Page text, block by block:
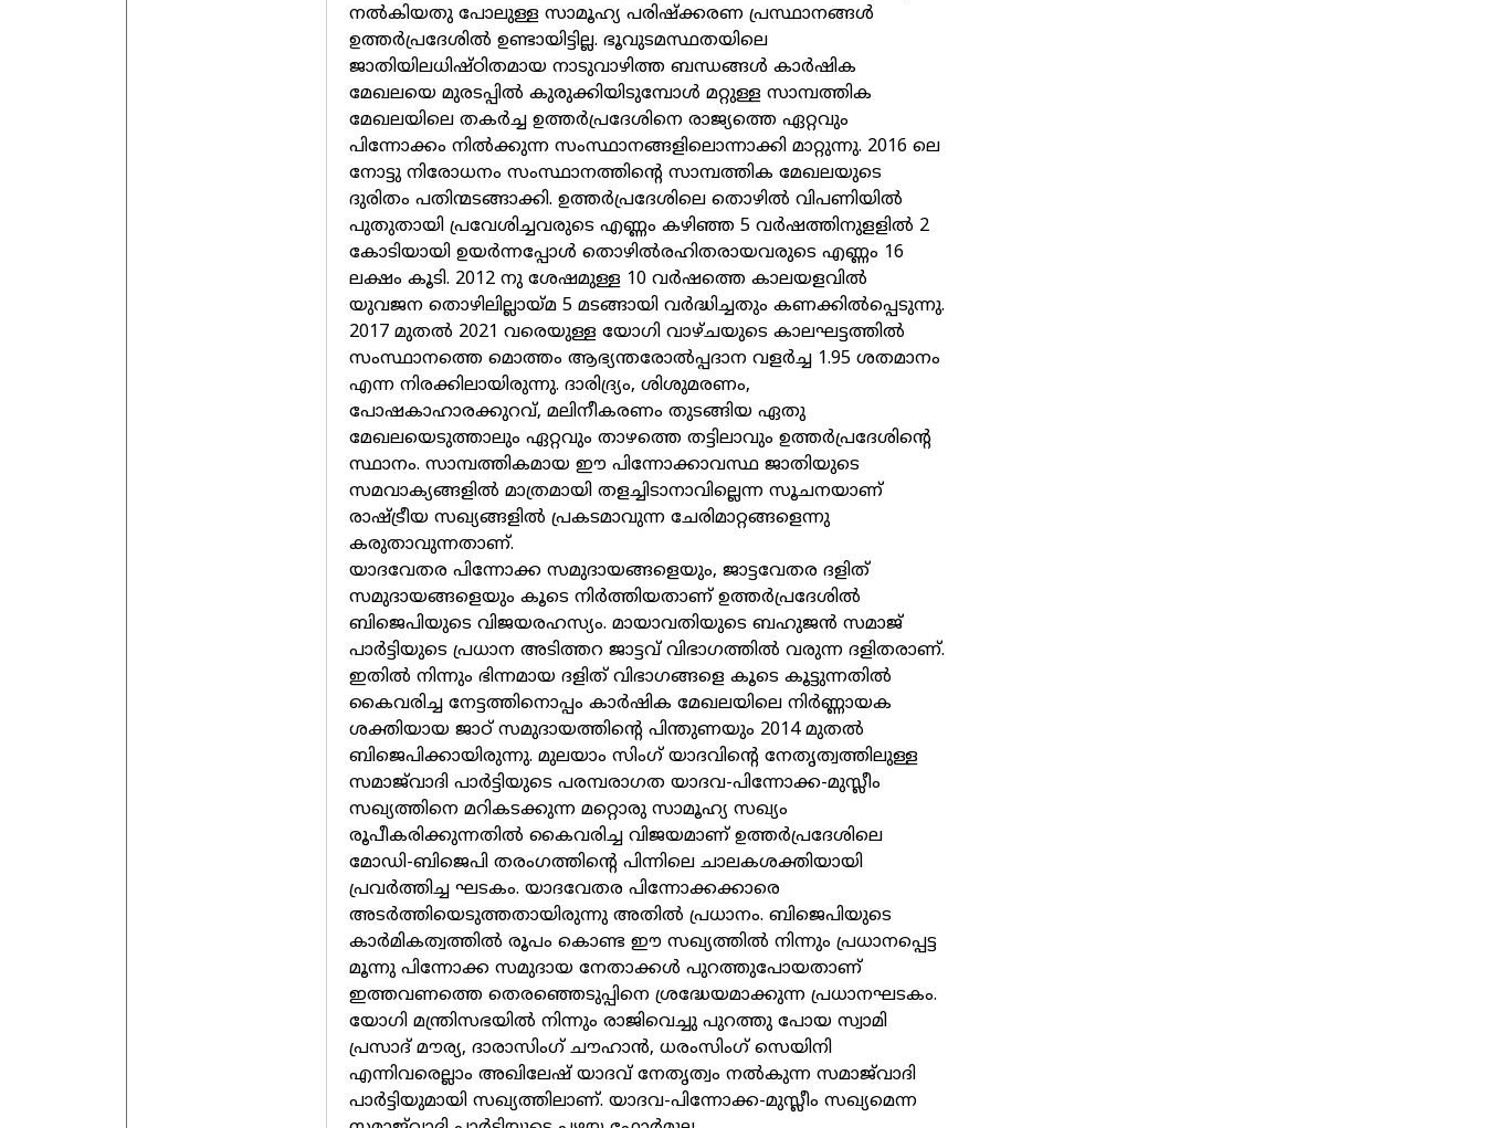
നല്‍കിയതു പോലുള്ള സാമൂഹ്യ പരിഷ്‌ക്കരണ പ്രസ്ഥാനങ്ങള്‍
ഉത്തര്‍പ്രദേശില്‍ ഉണ്ടായിട്ടില്ല. ഭൂവുടമസ്ഥതയിലെ
ജാതിയിലധിഷ്ഠിതമായ നാടുവാഴിത്ത ബന്ധങ്ങള്‍ കാര്‍ഷിക
മേഖലയെ മുരടപ്പില്‍ കുരുക്കിയിടുമ്പോള്‍ മറ്റുള്ള സാമ്പത്തിക
മേഖലയിലെ തകര്‍ച്ച ഉത്തര്‍പ്രദേശിനെ രാജ്യത്തെ ഏറ്റവും
പിന്നോക്കം നില്‍ക്കുന്ന സംസ്ഥാനങ്ങളിലൊന്നാക്കി മാറ്റുന്നു. 2016 ലെ
നോട്ടു നിരോധനം സംസ്ഥാനത്തിന്റെ സാമ്പത്തിക മേഖലയുടെ
ദുരിതം പതിന്മടങ്ങാക്കി. ഉത്തര്‍പ്രദേശിലെ തൊഴില്‍ വിപണിയില്‍
പുതുതായി പ്രവേശിച്ചവരുടെ എണ്ണം കഴിഞ്ഞ 5 വര്‍ഷത്തിനുളളില്‍ 2
കോടിയായി ഉയര്‍ന്നപ്പോള്‍ തൊഴില്‍രഹിതരായവരുടെ എണ്ണം 16
ലക്ഷം കൂടി. 2012 നു ശേഷമുള്ള 10 വര്‍ഷത്തെ കാലയളവില്‍
യുവജന തൊഴിലില്ലായ്മ 5 മടങ്ങായി വര്‍ദ്ധിച്ചതും കണക്കില്‍പ്പെടുന്നു.
2017 മുതല്‍ 2021 വരെയുള്ള യോഗി വാഴ്ചയുടെ കാലഘട്ടത്തില്‍
സംസ്ഥാനത്തെ മൊത്തം ആഭ്യന്തരോല്‍പ്പദാന വളര്‍ച്ച 1.95 ശതമാനം
എന്ന നിരക്കിലായിരുന്നു. ദാരിദ്ര്യം, ശിശുമരണം,
പോഷകാഹാരക്കുറവ്, മലിനീകരണം തുടങ്ങിയ ഏതു
മേഖലയെടുത്താലും ഏറ്റവും താഴത്തെ തട്ടിലാവും ഉത്തര്‍പ്രദേശിന്റെ
സ്ഥാനം. സാമ്പത്തികമായ ഈ പിന്നോക്കാവസ്ഥ ജാതിയുടെ
സമവാക്യങ്ങളില്‍ മാത്രമായി തളച്ചിടാനാവില്ലെന്ന സൂചനയാണ്
രാഷ്ട്രീയ സഖ്യങ്ങളില്‍ പ്രകടമാവുന്ന ചേരിമാറ്റങ്ങളെന്നു
കരുതാവുന്നതാണ്.
യാദവേതര പിന്നോക്ക സമുദായങ്ങളെയും, ജാട്ടവേതര ദളിത്
സമുദായങ്ങളെയും കൂടെ നിര്‍ത്തിയതാണ് ഉത്തര്‍പ്രദേശില്‍
ബിജെപിയുടെ വിജയരഹസ്യം. മായാവതിയുടെ ബഹുജന്‍ സമാജ്
പാര്‍ട്ടിയുടെ പ്രധാന അടിത്തറ ജാട്ടവ് വിഭാഗത്തില്‍ വരുന്ന ദളിതരാണ്.
ഇതില്‍ നിന്നും ഭിന്നമായ ദളിത് വിഭാഗങ്ങളെ കൂടെ കൂട്ടുന്നതില്‍
കൈവരിച്ച നേട്ടത്തിനൊപ്പം കാര്‍ഷിക മേഖലയിലെ നിര്‍ണ്ണായക
ശക്തിയായ ജാഠ് സമുദായത്തിന്റെ പിന്തുണയും 2014 മുതല്‍
ബിജെപിക്കായിരുന്നു. മുലയാം സിംഗ് യാദവിന്റെ നേതൃത്വത്തിലുള്ള
സമാജ്‌വാദി പാര്‍ട്ടിയുടെ പരമ്പരാഗത യാദവ-പിന്നോക്ക-മുസ്ലീം
സഖ്യത്തിനെ മറികടക്കുന്ന മറ്റൊരു സാമൂഹ്യ സഖ്യം
രൂപീകരിക്കുന്നതില്‍ കൈവരിച്ച വിജയമാണ് ഉത്തര്‍പ്രദേശിലെ
മോഡി-ബിജെപി തരംഗത്തിന്റെ പിന്നിലെ ചാലകശക്തിയായി
പ്രവര്‍ത്തിച്ച ഘടകം. യാദവേതര പിന്നോക്കക്കാരെ
അടര്‍ത്തിയെടുത്തതായിരുന്നു അതില്‍ പ്രധാനം. ബിജെപിയുടെ
കാര്‍മികത്വത്തില്‍ രൂപം കൊണ്ട ഈ സഖ്യത്തില്‍ നിന്നും പ്രധാനപ്പെട്ട
മൂന്നു പിന്നോക്ക സമുദായ നേതാക്കള്‍ പുറത്തുപോയതാണ്
ഇത്തവണത്തെ തെരഞ്ഞെടുപ്പിനെ ശ്രദ്ധേയമാക്കുന്ന പ്രധാനഘടകം.
യോഗി മന്ത്രിസഭയില്‍ നിന്നും രാജിവെച്ചു പുറത്തു പോയ സ്വാമി
പ്രസാദ് മൗര്യ, ദാരാസിംഗ് ചൗഹാന്‍, ധരംസിംഗ് സെയിനി
എന്നിവരെല്ലാം അഖിലേഷ് യാദവ് നേതൃത്വം നല്‍കുന്ന സമാജ്‌വാദി
പാര്‍ട്ടിയുമായി സഖ്യത്തിലാണ്. യാദവ-പിന്നോക്ക-മുസ്ലീം സഖ്യമെന്ന